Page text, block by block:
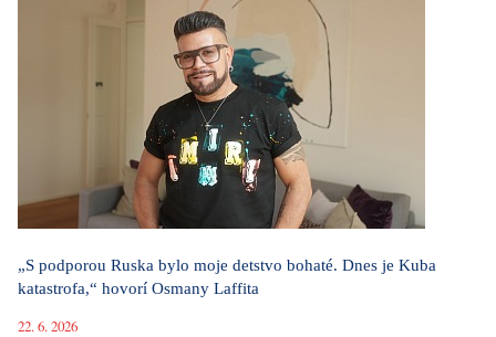
„S podporou Ruska bylo moje detstvo bohaté. Dnes je Kuba
katastrofa,“ hovorí Osmany Laffita
22. 6. 2026